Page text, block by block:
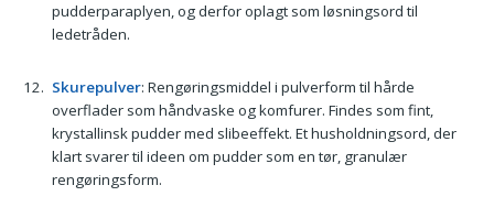
pudderparaplyen, og derfor oplagt som løsningsord til
ledetråden.
Skurepulver: Rengøringsmiddel i pulverform til hårde
overflader som håndvaske og komfurer. Findes som fint,
krystallinsk pudder med slibeeffekt. Et husholdningsord, der
klart svarer til ideen om pudder som en tør, granulær
rengøringsform.